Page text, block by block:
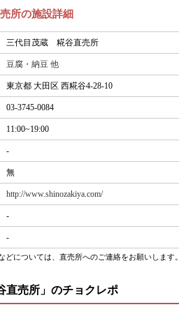
所の施設詳細
三代目茂蔵 糀谷直売所
豆腐・納豆 他
東京都 大田区 西糀谷4-28-10
03-3745-0084
11:00~19:00
-
無
http://www.shinozakiya.com/
-
-
については、直売所へのご連絡をお願いします。
直売所」のチョクレポ